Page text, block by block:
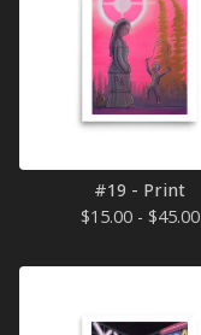
#19 - Print
$15.00 - $45.00